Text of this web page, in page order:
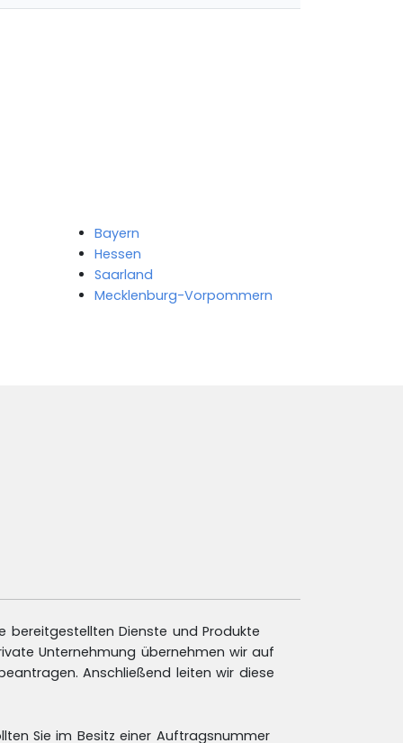
Bayern
Hessen
Saarland
Mecklenburg-Vorpommern
bereitgestellten Dienste und Produkte
Unternehmung übernehmen wir auf
Anschließend leiten wir diese
Sie im Besitz einer Auftragsnummer